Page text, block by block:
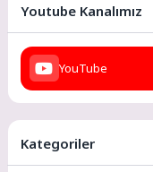
Youtube Kanalımız
YouTube
Kategoriler